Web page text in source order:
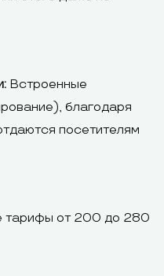
Встроенные
благодаря
посетителям
тарифы от 200 до 280